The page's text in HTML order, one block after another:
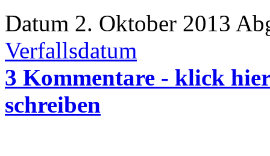
Datum 2. Oktober 2013
Verfallsdatum
3 Kommentare - klick
schreiben